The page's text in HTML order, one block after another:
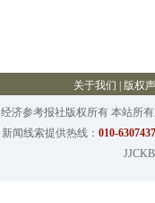
关于我们 版权
经济参考报社版权所有 本站所
新闻线索提供热线： 010-